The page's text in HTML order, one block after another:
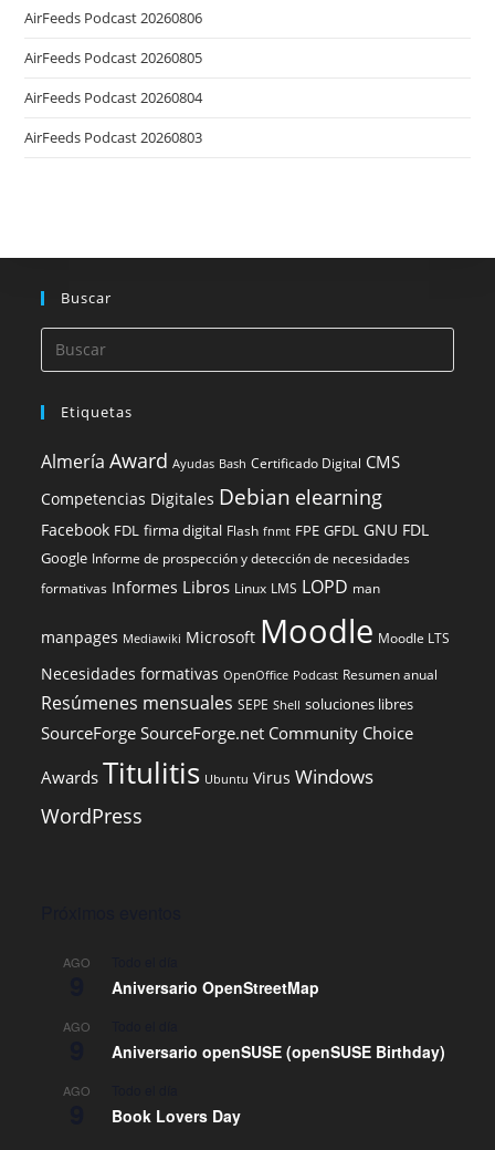
AirFeeds Podcast 20260806
AirFeeds Podcast 20260805
AirFeeds Podcast 20260804
AirFeeds Podcast 20260803
Buscar
Etiquetas
Almería Award Ayudas Bash Certificado Digital CMS
Competencias Digitales Debian elearning
Facebook FDL firma digital Flash fnmt FPE GFDL GNU FDL
Google Informe de prospección y detección de necesidades
formativas Informes Libros Linux LMS LOPD man
manpages Mediawiki Microsoft Moodle Moodle LTS
Necesidades formativas OpenOffice Podcast Resumen anual
Resúmenes mensuales SEPE Shell soluciones libres
SourceForge SourceForge.net Community Choice
Awards Titulitis Ubuntu Virus Windows
WordPress
AGO
Aniversario OpenStreetMap
AGO
Aniversario openSUSE (openSUSE Birthday)
AGO
Book Lovers Day